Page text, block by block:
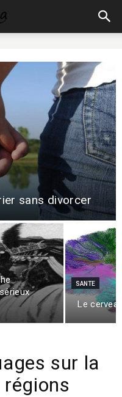
sans divorcer
SANTE
Le
sur la